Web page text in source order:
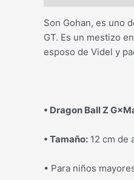
Son Gohan, es uno
GT. Es un mestizo
esposo de Videl y
• Dragon Ball Z
• Tamaño: 12 cm de
• Para niños